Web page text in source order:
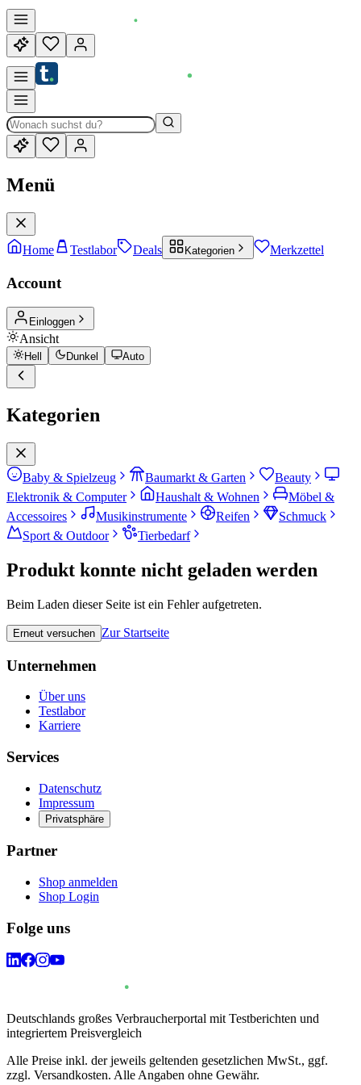
Menü
Home Testlabor Deals Kategorien Merkzettel
Account
Einloggen
Ansicht
Hell Dunkel Auto
Kategorien
Baby & Spielzeug Baumarkt & Garten
Beauty
Elektronik & Computer
Haushalt & Wohnen
Möbel &
Accessoires
Musikinstrumente Reifen
Schmuck
Sport & Outdoor
Tierbedarf
Produkt konnte nicht geladen werden
Beim Laden dieser Seite ist ein Fehler aufgetreten.
Erneut versuchen Zur Startseite
Unternehmen
Über uns
Testlabor
Karriere
Services
Datenschutz
Impressum
Privatsphäre
Partner
Shop anmelden
Shop Login
Folge uns
Deutschlands großes Verbraucherportal mit Testberichten und
integriertem Preisvergleich
Alle Preise inkl. der jeweils geltenden gesetzlichen MwSt., ggf.
zzgl. Versandkosten. Alle Angaben ohne Gewähr.